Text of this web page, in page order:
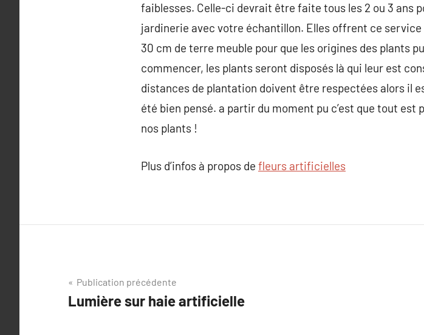
faiblesses. Celle-ci devrait être faite tous les 2 ou 3 ans
jardinerie avec votre échantillon. Elles offrent ce
30 cm de terre meuble pour que les origines des plants
commencer, les plants seront disposés là qui leur est
distances de plantation doivent être respectées alors il
été bien pensé. a partir du moment pu c’est que tout est
nos plants !
Plus d’infos à propos de fleurs artificielles
Navigation
de
Publication précédente
Lumière sur haie artificielle